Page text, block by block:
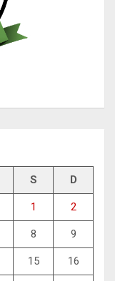
S D
1 2
8 9
15 16